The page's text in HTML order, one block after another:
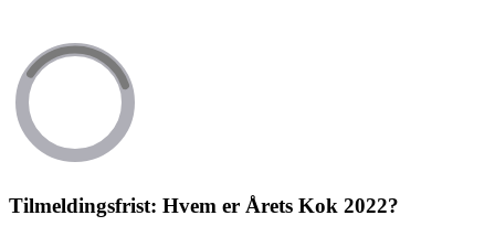
Tilmeldingsfrist: Hvem er Årets Kok 2022?